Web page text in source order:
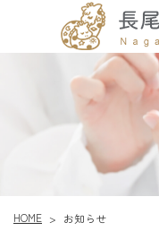
HOME > お知らせ